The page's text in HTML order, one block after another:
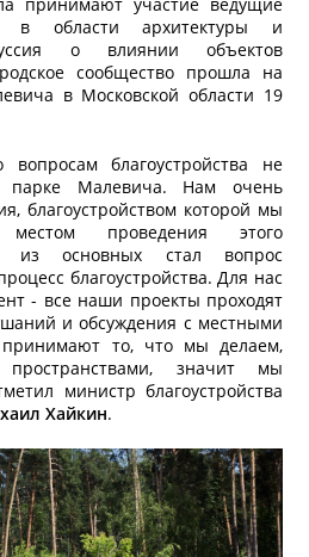
в области архитектуры и
о влиянии объектов
сообщество прошла на
в Московской области 19
благоустройства не
парке Малевича. Нам очень
благоустройством которой мы
проведения этого
из основных стал вопрос
благоустройства. Для нас
- все наши проекты проходят
и обсуждения с местными
то, что мы делаем,
значит мы
министр благоустройства
Хайкин.